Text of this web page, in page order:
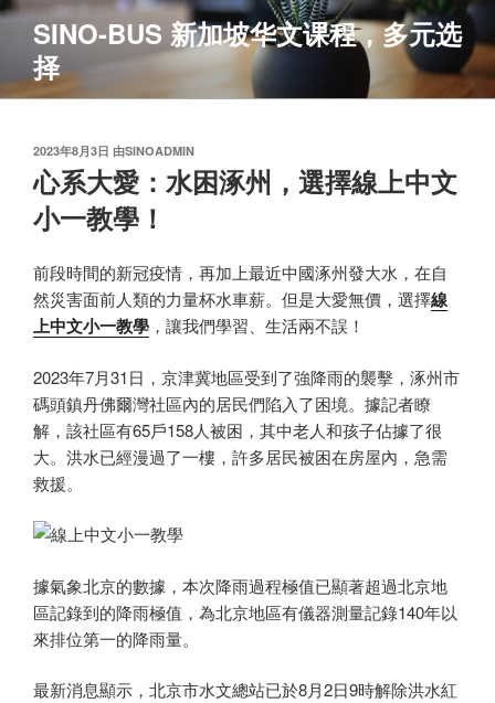
跳
容
SINO-BUS 新加坡华文课程，多元选
择
发
布
于
2023年8月3日 由SINOADMIN
心系大愛：水困涿州，選擇線上中文
小一教學！
前段時間的新冠疫情，再加上最近中國涿州發大水，在自
然災害面前人類的力量杯水車薪。但是大愛無價，選擇線
上中文小一教學 ，讓我們學習、生活兩不誤！
2023年7月31日，京津冀地區受到了強降雨的襲擊，涿州市
碼頭鎮丹佛爾灣社區內的居民們陷入了困境。據記者瞭
解，該社區有65戶158人被困，其中老人和孩子佔據了很
大。洪水已經漫過了一樓，許多居民被困在房屋內，急需
救援。
據氣象北京的數據，本次降雨過程極值已顯著超過北京地
區記錄到的降雨極值，為北京地區有儀器測量記錄140年以
來排位第一的降雨量。
最新消息顯示，北京市水文總站已於8月2日9時解除洪水紅